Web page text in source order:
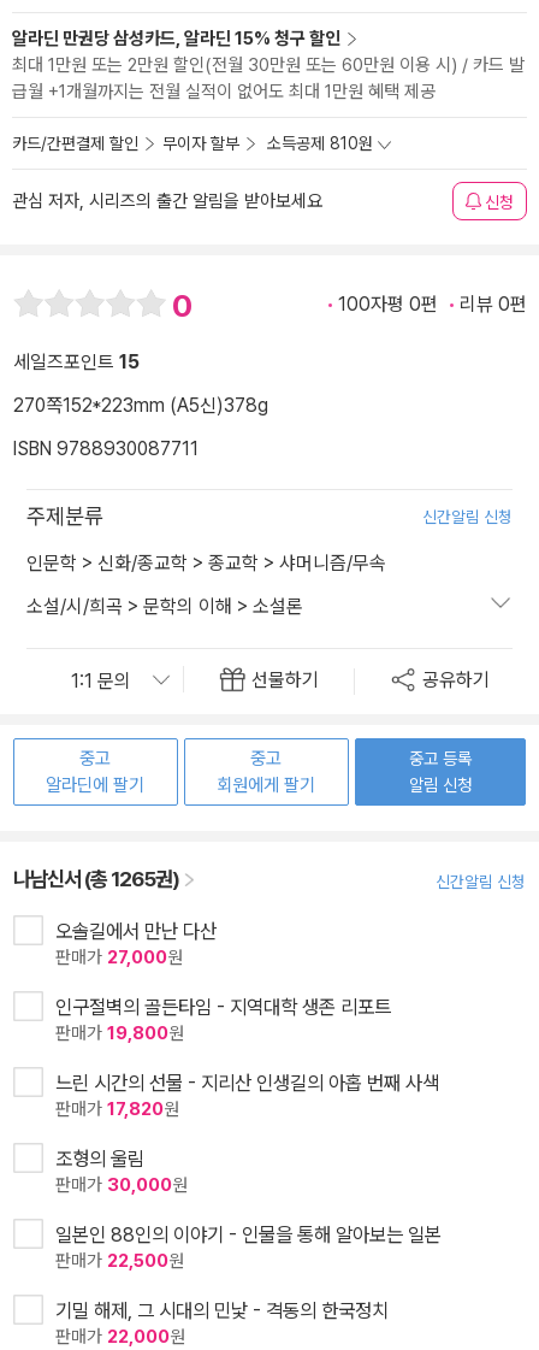
알라딘 만권당 삼성카드, 알라딘 15% 청구 할인
최대 1만원 또는 2만원 할인(전월 30만원 또는 60만원 이용 시) / 카드 발
급월 +1개월까지는 전월 실적이 없어도 최대 1만원 혜택 제공
카드/간편결제 할인 무이자 할부 소득공제 810원
관심 저자, 시리즈의 출간 알림을 받아보세요 신청
0 100자평 0편 리뷰 0편
세일즈포인트 15
270쪽152*223mm (A5신)378g
ISBN 9788930087711
주제분류 신간알림 신청
인문학 > 신화/종교학 > 종교학 > 샤머니즘/무속
소설/시/희곡 > 문학의 이해 > 소설론
선물하기 공유하기
중고
알라딘에 팔기
중고
회원에게 팔기
중고 등록
알림 신청
나남신서 (총 1265권) 신간알림 신청
오솔길에서 만난 다산
판매가 27,000원
인구절벽의 골든타임 - 지역대학 생존 리포트
판매가 19,800원
느린 시간의 선물 - 지리산 인생길의 아홉 번째 사색
판매가 17,820원
조형의 울림
판매가 30,000원
일본인 88인의 이야기 - 인물을 통해 알아보는 일본
판매가 22,500원
기밀 해제, 그 시대의 민낯 - 격동의 한국정치
판매가 22,000원